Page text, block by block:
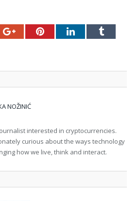
Google+PinterestLinkedInTumblr
NOŽINIĆ
interested in cryptocurrencies.
curious about the ways technology
how we live, think and interact.